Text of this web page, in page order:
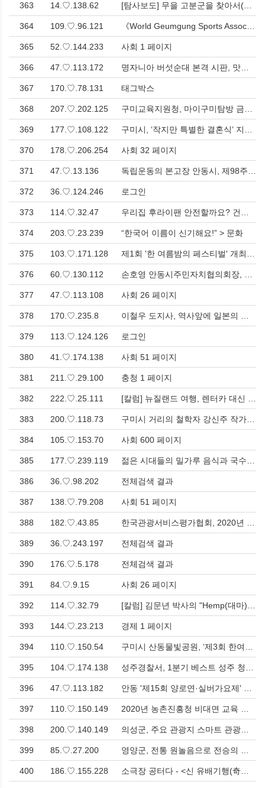
363 14.♡.138.62
364 109.♡.96.121
365 52.♡.144.233 사회 1 페이지
366 47.♡.113.172
367 170.♡.78.131 태그박스
368 207.♡.202.125
369 177.♡.108.122
370 178.♡.206.254 사회 32 페이지
371 47.♡.13.136
372 36.♡.124.246 로그인
373 114.♡.32.47
374 203.♡.23.239 “한국어 이름이 신기해요!” > 문화
375 103.♡.171.128
376 60.♡.130.112
377 47.♡.113.108 사회 26 페이지
378 170.♡.235.8
379 113.♡.124.126 로그인
380 41.♡.174.138 사회 51 페이지
381 211.♡.29.100 충청 1 페이지
382 222.♡.25.111
383 200.♡.118.73
384 105.♡.153.70 사회 600 페이지
385 177.♡.239.119
386 36.♡.98.202 전체검색 결과
387 138.♡.79.208 사회 51 페이지
388 182.♡.43.85
389 36.♡.243.197 전체검색 결과
390 176.♡.5.178 전체검색 결과
391 84.♡.9.15 사회 26 페이지
392 114.♡.32.79
393 144.♡.23.213 경제 1 페이지
394 110.♡.150.54
395 104.♡.174.138
396 47.♡.113.182
397 110.♡.150.149
398 200.♡.140.149
399 85.♡.27.200
400 186.♡.155.228